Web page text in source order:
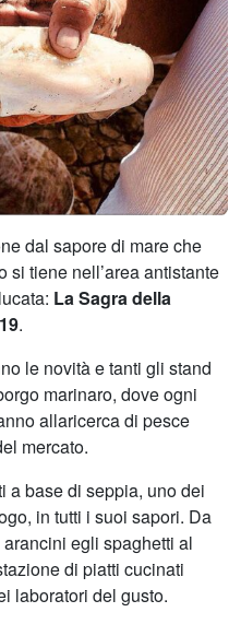
dal sapore di mare che
si tiene nell’area antistante
La Sagra della
.
le novità e tanti gli stand
marinaro, dove ogni
allaricerca di pesce
mercato.
a base di seppia, uno dei
in tutti i suoi sapori. Da
egli spaghetti al
di piatti cucinati
laboratori del gusto.